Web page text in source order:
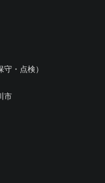
・点検）
市